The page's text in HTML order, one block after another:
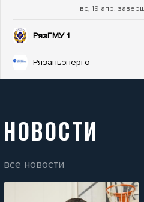
вс, 19 апр.
РязГМУ 1
Рязаньэнерго
НОВОСТИ
все новости